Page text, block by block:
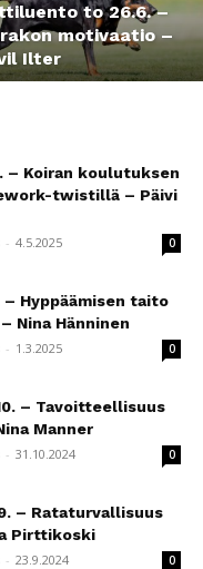
to 26.6. –
motivaatio –
Ilter
– Koiran koulutuksen
twistillä – Päivi
- 4.5.2025 0
Hyppäämisen taito
Nina Hänninen
- 1.3.2025 0
– Tavoitteellisuus
Manner
- 31.10.2024 0
– Rataturvallisuus
Pirttikoski
- 23.9.2024 0